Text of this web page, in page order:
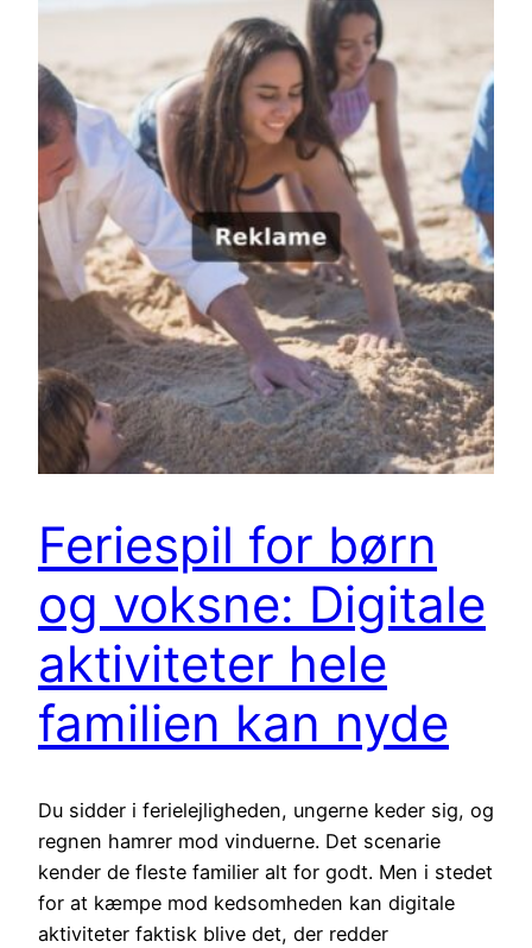
Feriespil for børn
og voksne: Digitale
aktiviteter hele
familien kan nyde
Du sidder i ferielejligheden, ungerne keder sig, og
regnen hamrer mod vinduerne. Det scenarie
kender de fleste familier alt for godt. Men i stedet
for at kæmpe mod kedsomheden kan digitale
aktiviteter faktisk blive det, der redder